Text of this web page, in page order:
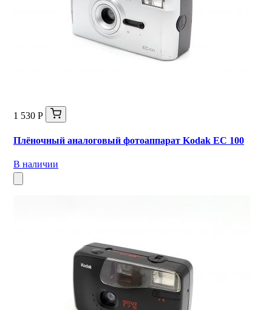
1 530 Р
Плёночный аналоговый фотоаппарат Kodak EC 100
В наличии